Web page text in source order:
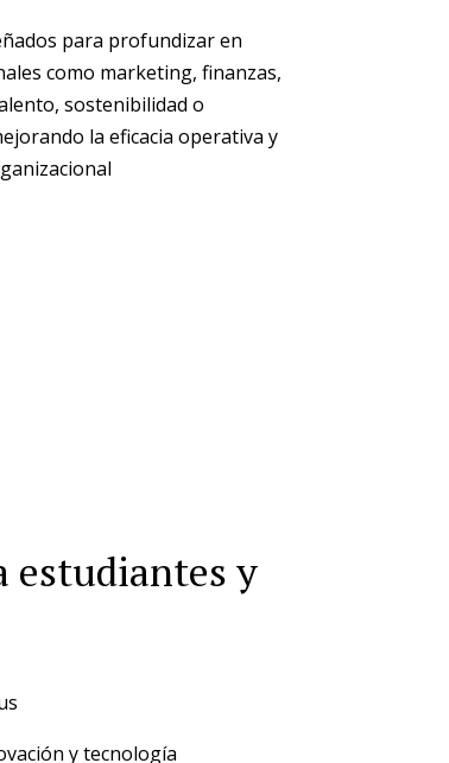
para profundizar en
como marketing, finanzas,
sostenibilidad o
la eficacia operativa y
estudiantes y
y tecnología